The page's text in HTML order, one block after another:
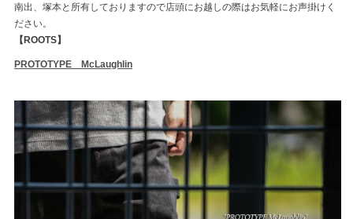
南出、塚本と所有しておりますので店頭にお越しの際はお気軽にお声掛けく
ださい。
【ROOTS】
PROTOTYPE McLaughlin